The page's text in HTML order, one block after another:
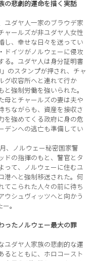
の悲劇的運命を描く実話
ユダヤ人一家のブラウデ家
ャールズが非ユダヤ人女性
し、幸せな日々を送ってい
ドイツがノルウェーに侵攻
る。ユダヤ人は身分証明書
のスタンプが押され、チャ
グ収容所へと連れて行か
と強制労働を強いられた。
母とチャールズの妻は夫や
ちながらも、資産を接収さ
を強めてくる政府に身の危
デンへの逃亡も準備してい
、ノルウェー秘密国家警
ドの指揮のもと、警官とタ
って、ノルウェーに住むユ
港へと強制移送された。何
てこられた人々の前に待ち
ウシュヴィッツへと向かう
。
ったノルウェー最大の罪
ユダヤ人家族の悲劇的な運
るとともに、ホロコースト